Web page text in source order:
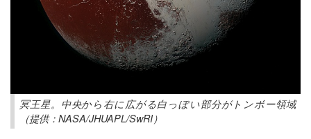
冥王星。中央から右に広がる白っぽい部分がトンボー領域
（提供：NASA/JHUAPL/SwRI）